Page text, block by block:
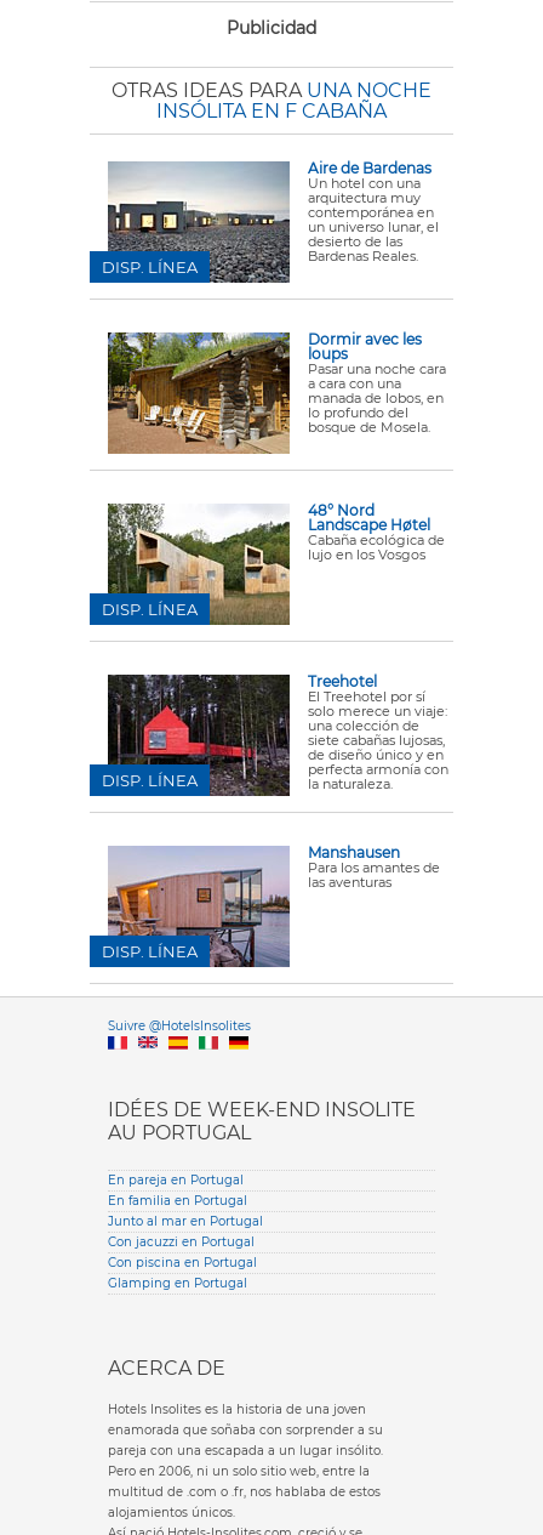
Publicidad
OTRAS IDEAS PARA UNA NOCHE
INSÓLITA EN F CABAÑA
Aire de Bardenas
Un hotel con una
arquitectura muy
contemporánea en
un universo lunar, el
desierto de las
Bardenas Reales.
DISP. LÍNEA
Dormir avec les
loups
Pasar una noche cara
a cara con una
manada de lobos, en
lo profundo del
bosque de Mosela.
48° Nord
Landscape Høtel
Cabaña ecológica de
lujo en los Vosgos
DISP. LÍNEA
Treehotel
El Treehotel por sí
solo merece un viaje:
una colección de
siete cabañas lujosas,
de diseño único y en
perfecta armonía con
la naturaleza.
DISP. LÍNEA
Manshausen
Para los amantes de
las aventuras
DISP. LÍNEA
Suivre @HotelsInsolitesVersione
IDÉES DE WEEK-END INSOLITE
AU PORTUGAL
En pareja en Portugal
En familia en Portugal
Junto al mar en Portugal
Con jacuzzi en Portugal
Con piscina en Portugal
Glamping en Portugal
ACERCA DE
Hotels Insolites es la historia de una joven
enamorada que soñaba con sorprender a su
pareja con una escapada a un lugar insólito.
Pero en 2006, ni un solo sitio web, entre la
multitud de .com o .fr, nos hablaba de estos
alojamientos únicos.